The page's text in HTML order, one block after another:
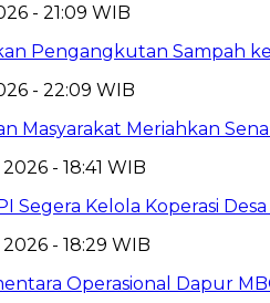
- 21:09 WIB
Pengangkutan Sampah
- 22:09 WIB
Masyarakat Meriahkan
- 18:41 WIB
Segera Kelola Koperasi
- 18:29 WIB
Operasional Dapur